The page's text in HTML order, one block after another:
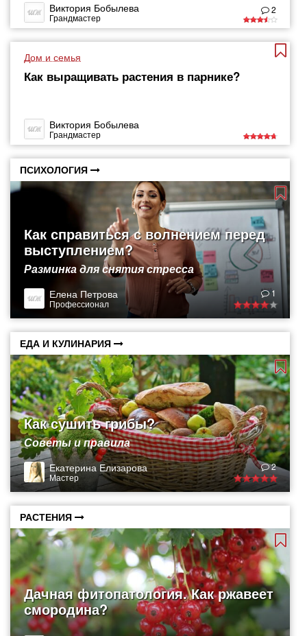
Виктория Бобылева
Грандмастер
2
Дом и семья
Как выращивать растения в парнике?
Виктория Бобылева
Грандмастер
ПСИХОЛОГИЯ
Как справиться с волнением перед
выступлением?
Разминка для снятия стресса
Елена Петрова
Профессионал
1
ЕДА И КУЛИНАРИЯ
Как сушить грибы?
Советы и правила
Екатерина Елизарова
Мастер
2
РАСТЕНИЯ
Дачная фитопатология. Как ржавеет
смородина?